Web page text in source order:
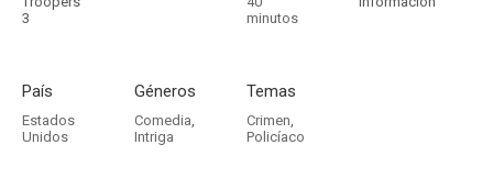
3
minutos
País
Estados
Unidos
Géneros
Comedia,
Intriga
Temas
Crimen,
Policíaco